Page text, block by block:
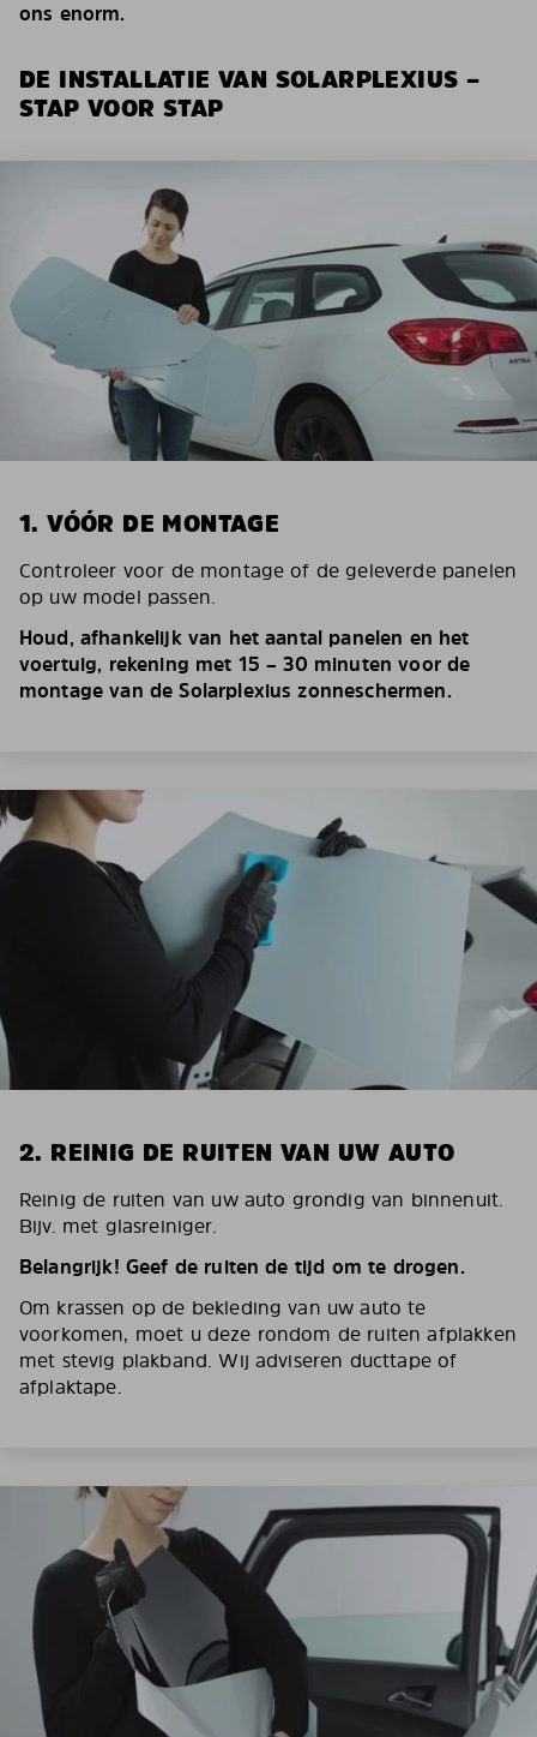
ons enorm.
DE INSTALLATIE VAN SOLARPLEXIUS –
STAP VOOR STAP
1. VÓÓR DE MONTAGE
Controleer voor de montage of de geleverde panelen
op uw model passen.
Houd, afhankelijk van het aantal panelen en het
voertuig, rekening met 15 – 30 minuten voor de
montage van de Solarplexius zonneschermen.
2. REINIG DE RUITEN VAN UW AUTO
Reinig de ruiten van uw auto grondig van binnenuit.
Bijv. met glasreiniger.
Belangrijk! Geef de ruiten de tijd om te drogen.
Om krassen op de bekleding van uw auto te
voorkomen, moet u deze rondom de ruiten afplakken
met stevig plakband. Wij adviseren ducttape of
afplaktape.